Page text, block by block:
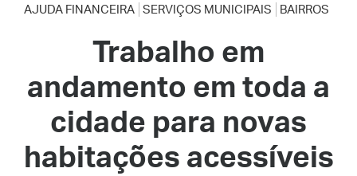
AJUDA FINANCEIRA SERVIÇOS MUNICIPAIS BAIRROS
Trabalho em
andamento em toda a
cidade para novas
habitações acessíveis